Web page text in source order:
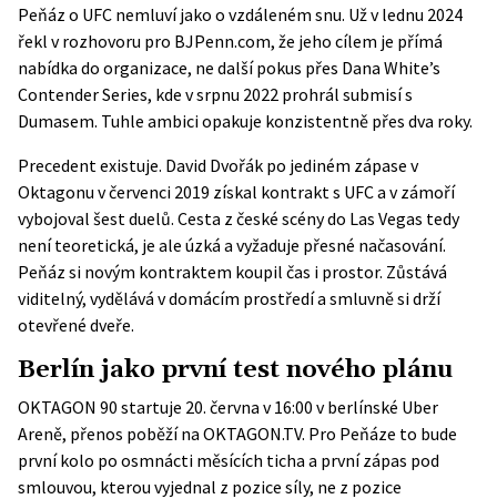
Peňáz o UFC nemluví jako o vzdáleném snu. Už v lednu 2024
řekl v rozhovoru pro BJPenn.com, že jeho cílem je přímá
nabídka do organizace, ne další pokus přes Dana White’s
Contender Series, kde v srpnu 2022 prohrál submisí s
Dumasem. Tuhle ambici opakuje konzistentně přes dva roky.
Precedent existuje. David Dvořák po jediném zápase v
Oktagonu v červenci 2019 získal kontrakt s UFC a v zámoří
vybojoval šest duelů. Cesta z české scény do Las Vegas tedy
není teoretická, je ale úzká a vyžaduje přesné načasování.
Peňáz si novým kontraktem koupil čas i prostor. Zůstává
viditelný, vydělává v domácím prostředí a smluvně si drží
otevřené dveře.
Berlín jako první test nového plánu
OKTAGON 90 startuje 20. června v 16:00 v berlínské Uber
Areně, přenos poběží na OKTAGON.TV. Pro Peňáze to bude
první kolo po osmnácti měsících ticha a první zápas pod
smlouvou, kterou vyjednal z pozice síly, ne z pozice